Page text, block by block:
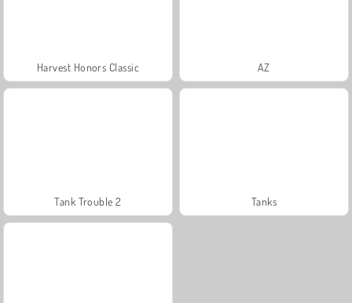
Harvest Honors Classic AZ
Tank Trouble 2 Tanks